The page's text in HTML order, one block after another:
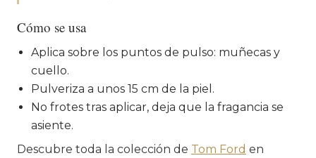
Cómo se usa
Aplica sobre los puntos de pulso: muñecas y
cuello.
Pulveriza a unos 15 cm de la piel.
No frotes tras aplicar, deja que la fragancia se
asiente.
Descubre toda la colección de Tom Ford en